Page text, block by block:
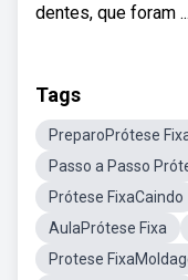
dentes, que foram ...
Tags
PreparoPrótese
Passo a Passo
Prótese FixaCaindo
AulaPrótese Fixa
Protese